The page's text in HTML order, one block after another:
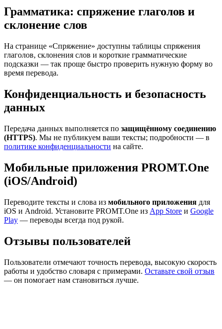
Грамматика: спряжение глаголов и
склонение слов
На странице «Спряжение» доступны таблицы спряжения
глаголов, склонения слов и короткие грамматические
подсказки — так проще быстро проверить нужную форму во
время перевода.
Конфиденциальность и безопасность
данных
Передача данных выполняется по защищённому соединению
(HTTPS). Мы не публикуем ваши тексты; подробности — в
политике конфиденциальности на сайте.
Мобильные приложения PROMT.One
(iOS/Android)
Переводите тексты и слова из мобильного приложения для
iOS и Android. Установите PROMT.One из App Store и Google
Play — переводы всегда под рукой.
Отзывы пользователей
Пользователи отмечают точность перевода, высокую скорость
работы и удобство словаря с примерами. Оставьте свой отзыв
— он помогает нам становиться лучше.